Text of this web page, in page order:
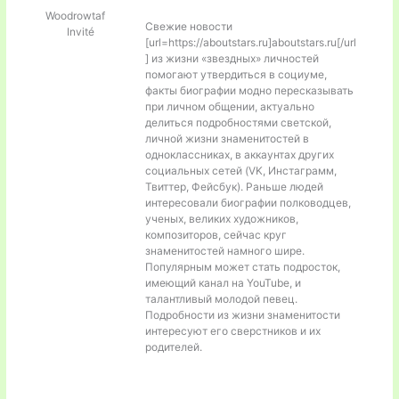
Woodrowtaf
Invité
Свежие новости
[url=https://aboutstars.ru]aboutstars.ru[/url
] из жизни «звездных» личностей
помогают утвердиться в социуме,
факты биографии модно пересказывать
при личном общении, актуально
делиться подробностями светской,
личной жизни знаменитостей в
одноклассниках, в аккаунтах других
социальных сетей (VK, Инстаграмм,
Твиттер, Фейсбук). Раньше людей
интересовали биографии полководцев,
ученых, великих художников,
композиторов, сейчас круг
знаменитостей намного шире.
Популярным может стать подросток,
имеющий канал на YouTube, и
талантливый молодой певец.
Подробности из жизни знаменитости
интересуют его сверстников и их
родителей.